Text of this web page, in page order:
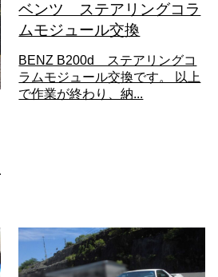
ベンツ ステアリングコラ
ムモジュール交換
BENZ B200d ステアリングコ
ラムモジュール交換です。 以上
で作業が終わり、納...